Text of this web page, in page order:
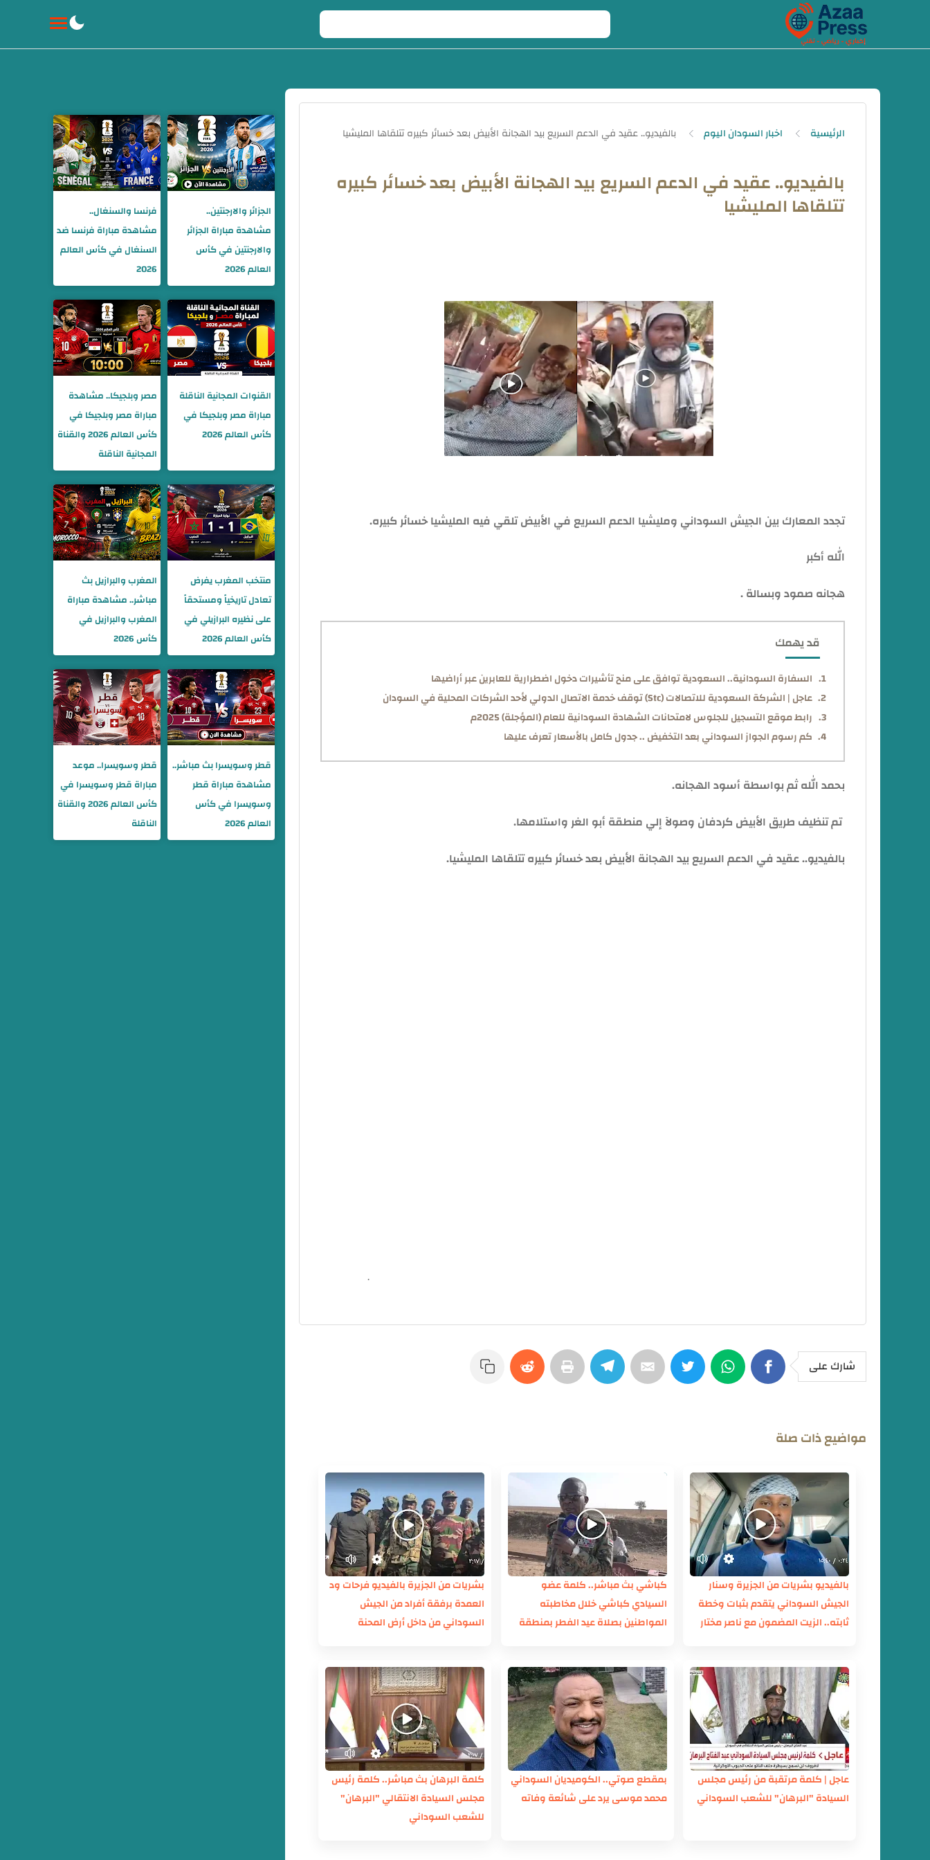
الرئيسية اخبار السودان اليوم
بالفيديو.. عقيد في الدعم السريع بيد الهجانة الأبيض بعد خسائر كبيره
تتلقاها المليشيا
تجدد المعارك بين الجيش السوداني ومليشيا الدعم السريع في الأبيض تلقي فيه المليشيا خسائر كبيره.
الله أكبر
هجانه صمود وبسالة .
قد يهمك
السفارة السودانية.. السعودية توافق على منح تأشيرات دخول اضطرارية للعابرين عبر أراضيها
عاجل | الشركة السعودية للاتصالات (Stc) توقف خدمة الاتصال الدولي لأحد الشركات المحلية في السودان
رابط موقع التسجيل للجلوس لامتحانات الشهادة السودانية للعام (المؤجلة) 2025م
كم رسوم الجواز السوداني بعد التخفيض .. جدول كامل بالأسعار تعرف عليها
بحمد الله ثم بواسطة أسود الهجانه.
تم تنظيف طريق الأبيض كردفان وصولآ إلي منطقة أبو الغر واستلامها.
بالفيديو.. عقيد في الدعم السريع بيد الهجانة الأبيض بعد خسائر كبيره تتلقاها المليشيا.
.
شارك على
مواضيع ذات صلة
بالفيديو بشريات من الجزيرة وسنار
الجيش السوداني يتقدم بثبات وخطة
ثابته.. الزيت المضمون مع ناصر مختار
كباشي بث مباشر.. كلمة عضو
السيادي كباشي خلال مخاطبته
المواطنين بصلاة عيد الفطر بمنطقة
بشريات من الجزيرة بالفيديو فرحات ود
العمدة برفقة أفراد من الجيش
السوداني من داخل أرض المحنة
عاجل | كلمة مرتقبة من رئيس مجلس
السيادة "البرهان" للشعب السوداني
بمقطع صوتي.. الكوميديان السوداني
محمد موسى يرد على شائعة وفاته
كلمة البرهان بث مباشر.. كلمة رئيس
مجلس السيادة الانتقالي "البرهان"
للشعب السوداني
الجزائر والارجنتين..
مشاهدة مباراة الجزائر
والارجنتين في كأس
العالم 2026
فرنسا والسنغال..
مشاهدة مباراة فرنسا ضد
السنغال في كأس العالم
2026
القنوات المجانية الناقلة
مباراة مصر وبلجيكا في
كأس العالم 2026
مصر وبلجيكا.. مشاهدة
مباراة مصر وبلجيكا في
كأس العالم 2026 والقناة
المجانية الناقلة
منتخب المغرب يفرض
تعادل تاريخياً ومستحقاً
على نظيره البرازيلي في
كأس العالم 2026
المغرب والبرازيل بث
مباشر.. مشاهدة مباراة
المغرب والبرازيل في
كأس 2026
قطر وسويسرا بث مباشر..
مشاهدة مباراة قطر
وسويسرا في كأس
العالم 2026
قطر وسويسرا.. موعد
مباراة قطر وسويسرا في
كأس العالم 2026 والقناة
الناقلة